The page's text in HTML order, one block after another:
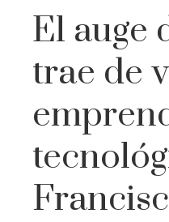
El auge
trae de